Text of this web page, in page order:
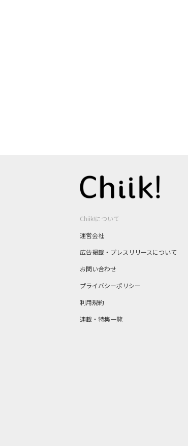
Chiik!について
運営会社
広告掲載・プレスリリースについて
お問い合わせ
プライバシーポリシー
利用規約
連載・特集一覧